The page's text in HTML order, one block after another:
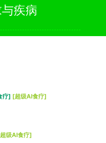
疾病
疗] [超级AI食疗]
级AI食疗]